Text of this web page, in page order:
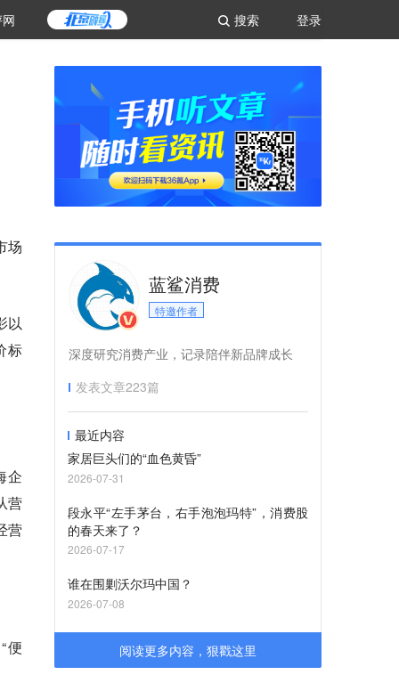
登录
搜索
场
以
标
企
营
营
便
蓝鲨消费
特邀作者
深度研究消费产业，记录陪伴新品牌成长
发表文章223篇
最近内容
家居巨头们的“血色黄昏”
2026-07-31
段永平“左手茅台，右手泡泡玛特”，消费股
的春天来了？
2026-07-17
谁在围剿沃尔玛中国？
2026-07-08
阅读更多内容，狠戳这里